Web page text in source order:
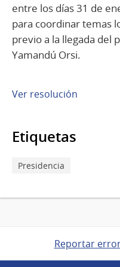
entre los días 31 de
para coordinar temas
previo a la llegada del
Yamandú Orsi.
Ver resolución
Etiquetas
Presidencia
Reportar